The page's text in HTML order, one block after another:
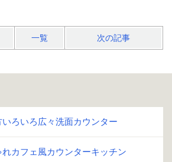
一覧 次の記事
いろいろ広々洗面カウンター
れカフェ風カウンターキッチン